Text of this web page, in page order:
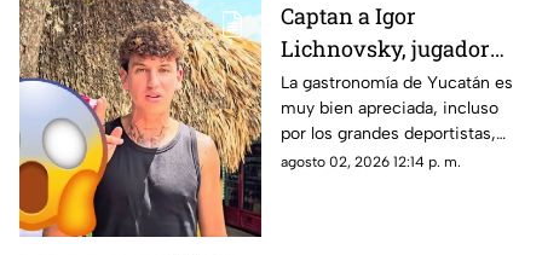
Captan a Igor
Lichnovsky, jugador
del Club América,
comiendo POC CHUC en
Yucatán; ¿en dónde
está?
La gastronomía de Yucatán es
muy bien apreciada, incluso
por los grandes deportistas,
Igor Lichnovsky, jugador del
agosto 02, 2026 12:14 p. m.